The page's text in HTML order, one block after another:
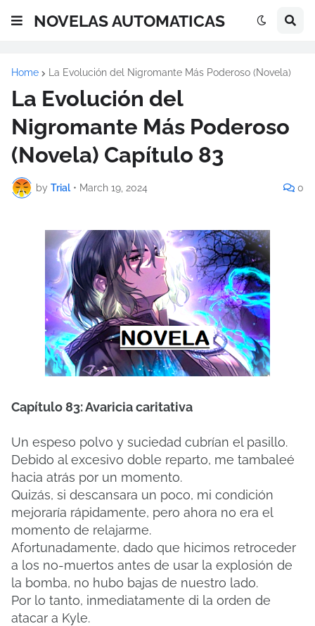
NOVELAS AUTOMATICAS
Home La Evolución del Nigromante Más Poderoso (Novela)
La Evolución del
Nigromante Más Poderoso
(Novela) Capítulo 83
by Trial • March 19, 2024 0
Capítulo 83: Avaricia caritativa
Un espeso polvo y suciedad cubrían el pasillo.
Debido al excesivo doble reparto, me tambaleé
hacia atrás por un momento.
Quizás, si descansara un poco, mi condición
mejoraría rápidamente, pero ahora no era el
momento de relajarme.
Afortunadamente, dado que hicimos retroceder
a los no-muertos antes de usar la explosión de
la bomba, no hubo bajas de nuestro lado.
Por lo tanto, inmediatamente di la orden de
atacar a Kyle.